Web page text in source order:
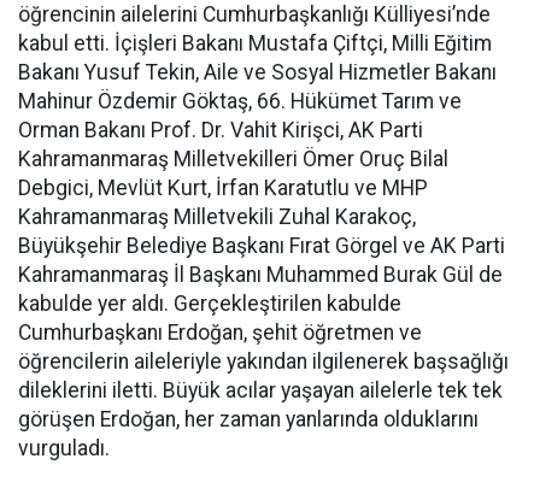
öğrencinin ailelerini Cumhurbaşkanlığı Külliyesi’nde
kabul etti. İçişleri Bakanı Mustafa Çiftçi, Milli Eğitim
Bakanı Yusuf Tekin, Aile ve Sosyal Hizmetler Bakanı
Mahinur Özdemir Göktaş, 66. Hükümet Tarım ve
Orman Bakanı Prof. Dr. Vahit Kirişci, AK Parti
Kahramanmaraş Milletvekilleri Ömer Oruç Bilal
Debgici, Mevlüt Kurt, İrfan Karatutlu ve MHP
Kahramanmaraş Milletvekili Zuhal Karakoç,
Büyükşehir Belediye Başkanı Fırat Görgel ve AK Parti
Kahramanmaraş İl Başkanı Muhammed Burak Gül de
kabulde yer aldı. Gerçekleştirilen kabulde
Cumhurbaşkanı Erdoğan, şehit öğretmen ve
öğrencilerin aileleriyle yakından ilgilenerek başsağlığı
dileklerini iletti. Büyük acılar yaşayan ailelerle tek tek
görüşen Erdoğan, her zaman yanlarında olduklarını
vurguladı.